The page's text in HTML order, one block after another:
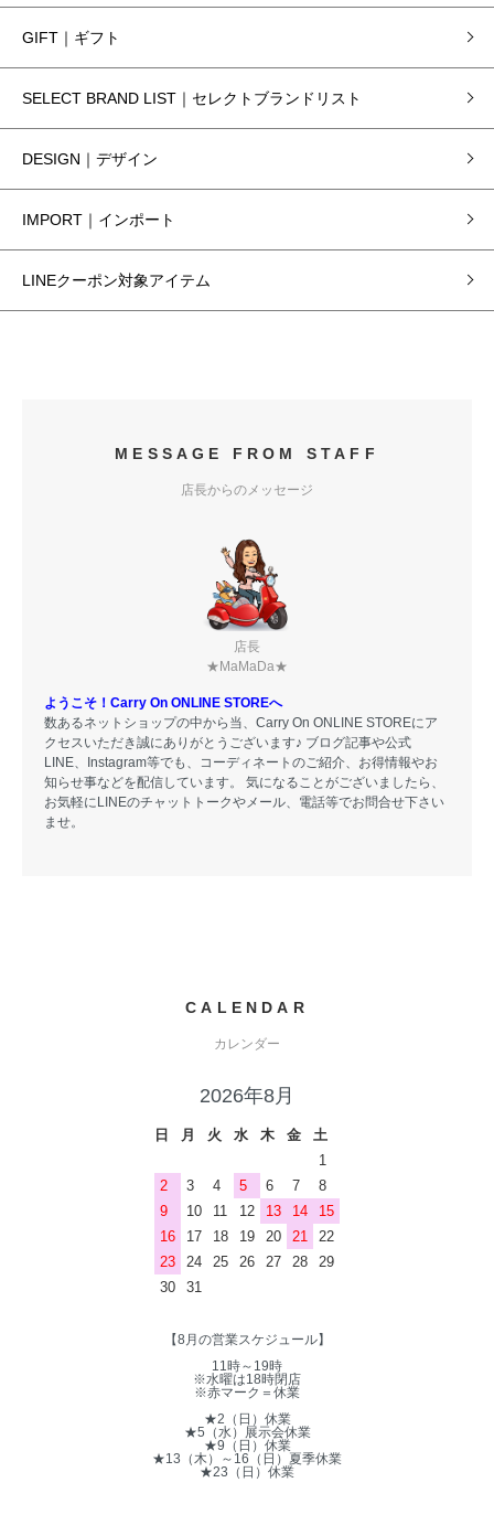
GIFT｜ギフト
SELECT BRAND LIST｜セレクトブランドリスト
DESIGN｜デザイン
IMPORT｜インポート
LINEクーポン対象アイテム
MESSAGE FROM STAFF
店長からのメッセージ
店長
★MaMaDa★
ようこそ！Carry On ONLINE STOREへ
数あるネットショップの中から当、Carry On ONLINE STOREにア
クセスいただき誠にありがとうございます♪ ブログ記事や公式
LINE、Instagram等でも、コーディネートのご紹介、お得情報やお
知らせ事などを配信しています。 気になることがございましたら、
お気軽にLINEのチャットトークやメール、電話等でお問合せ下さい
ませ。
CALENDAR
カレンダー
2026年8月
日 月 火 水 木 金
土
1
2
3 4 5 6 7
8
9
10 11 12 13 14
15
16
17 18 19 20 21
22
23
24 25 26 27 28
29
30
31
【8月の営業スケジュール】
11時～19時
※水曜は18時閉店
※赤マーク＝休業
★2（日）休業
★5（水）展示会休業
★9（日）休業
★13（木）～16（日）夏季休業
★23（日）休業